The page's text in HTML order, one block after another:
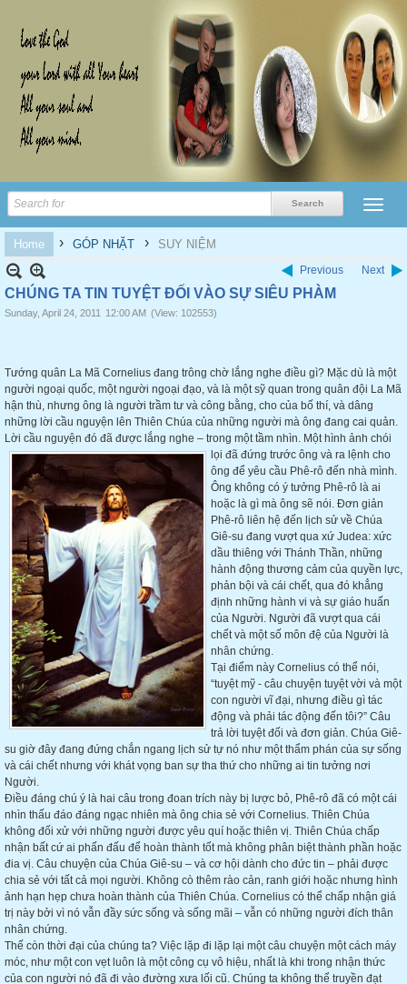
Home › GÓP NHẶT › SUY NIỆM
Previous Next
CHÚNG TA TIN TUYỆT ĐỐI VÀO SỰ SIÊU PHÀM
Sunday, April 24, 2011 12:00 AM (View: 102553)
Tướng quân La Mã Cornelius đang trông chờ lắng nghe điều gì? Mặc dù là một
người ngoại quốc, một người ngoại đạo, và là một sỹ quan trong quân đội La Mã
hận thù, nhưng ông là người trầm tư và công bằng, cho của bố thí, và dâng
những lời cầu nguyện lên Thiên Chúa của những người mà ông đang cai quản.
Lời cầu nguyện đó đã được lắng nghe – trong một tầm nhìn. Một hình ảnh chói
lọi đã đứng trước ông và ra lệnh cho
ông để yêu cầu Phê-rô đến nhà mình.
Ông không có ý tưởng Phê-rô là ai
hoặc là gì mà ông sẽ nói. Đơn giản
Phê-rô liên hệ đến lịch sử về Chúa
Giê-su đang vượt qua xứ Judea: xức
dầu thiêng với Thánh Thần, những
hành động thương cảm của quyền lực,
phản bội và cái chết, qua đó khẳng
định những hành vi và sự giáo huấn
của Người. Người đã vượt qua cái
chết và một số môn đệ của Người là
nhân chứng.
Tại điểm này Cornelius có thể nói,
“tuyệt mỹ - câu chuyện tuyệt vời và một
con người vĩ đại, nhưng điều gì tác
động và phải tác động đến tôi?” Câu
trả lời tuyệt đối và đơn giản. Chúa Giê-
su giờ đây đang đứng chắn ngang lịch sử tự nó như một thẩm phán của sự sống
và cái chết nhưng với khát vọng ban sự tha thứ cho những ai tin tưởng nơi
Người.
Điều đáng chú ý là hai câu trong đoan trích này bị lược bỏ, Phê-rô đã có một cái
nhìn thấu đáo đáng ngạc nhiên mà ông chia sẻ với Cornelius. Thiên Chúa
không đối xử với những người được yêu quí hoặc thiên vị. Thiên Chúa chấp
nhận bất cứ ai phấn đấu để hoàn thành tốt mà không phân biệt thành phần hoặc
đia vị. Câu chuyện của Chúa Giê-su – và cơ hội dành cho đức tin – phải được
chia sẻ với tất cả mọi người. Không cò thêm rào cản, ranh giới hoặc nhưng hình
ảnh hạn hẹp chưa hoàn thành của Thiên Chúa. Cornelius có thể chấp nhận giá
trị này bởi vì nó vẫn đầy sức sống và sống mãi – vẫn có những người đích thân
nhân chứng.
Thế còn thời đại của chúng ta? Việc lặp đi lặp lại một câu chuyện một cách máy
móc, như một con vẹt luôn là một công cụ vô hiệu, nhất là khi trong nhận thức
của con người nó đã đi vào đường xưa lối cũ. Chúng ta không thể truyền đạt